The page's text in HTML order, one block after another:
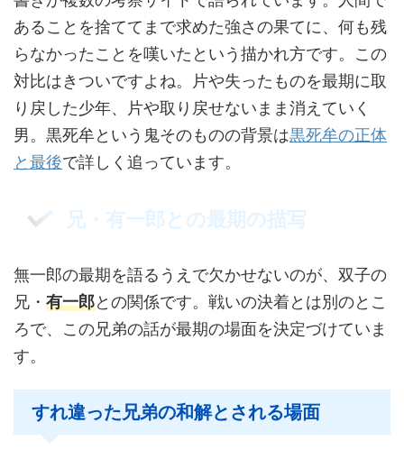
あることを捨ててまで求めた強さの果てに、何も残
らなかったことを嘆いたという描かれ方です。この
対比はきついですよね。片や失ったものを最期に取
り戻した少年、片や取り戻せないまま消えていく
男。黒死牟という鬼そのものの背景は黒死牟の正体
と最後で詳しく追っています。
兄・有一郎との最期の描写
無一郎の最期を語るうえで欠かせないのが、双子の
兄・ 有一郎との関係です。戦いの決着とは別のとこ
ろで、この兄弟の話が最期の場面を決定づけていま
す。
すれ違った兄弟の和解とされる場面